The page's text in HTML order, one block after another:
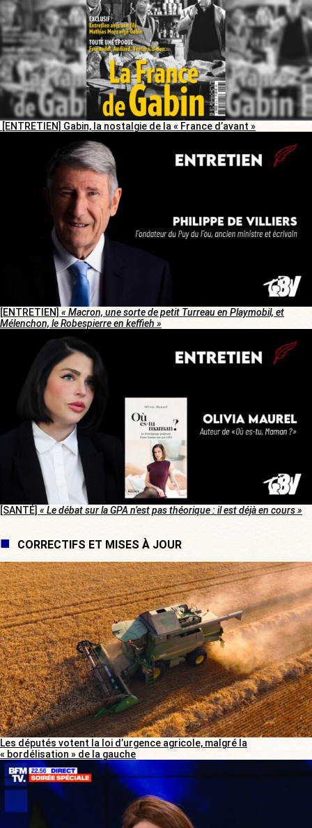
[ENTRETIEN] Gabin, la nostalgie de la « France d’avant »
[ENTRETIEN] « Macron, une sorte de petit Turreau en Playmobil, et
Mélenchon, le Robespierre en keffieh »
[SANTÉ] « Le débat sur la GPA n’est pas théorique : il est déjà en cours »
CORRECTIFS ET MISES À JOUR
Les députés votent la loi d’urgence agricole, malgré la
« bordélisation » de la gauche